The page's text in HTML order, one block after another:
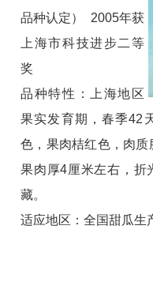
品种认定） 2005年获
上海市科技进步二等
奖
品种特性：上海地区
果实发育期，春季42
色，果肉桔红色，肉质
果肉厚4厘米左右，折
藏。
适应地区：全国甜瓜生